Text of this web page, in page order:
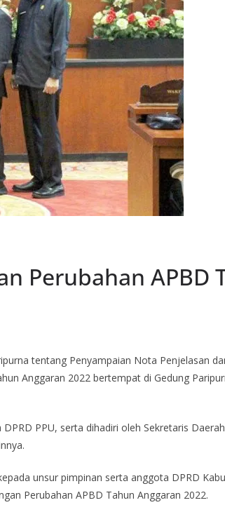
Perubahan APBD
tentang Penyampaian Nota Penjelasan
Anggaran 2022 bertempat di Gedung
PPU, serta dihadiri oleh Sekretaris
unsur pimpinan serta anggota DPRD
Perubahan APBD Tahun Anggaran 2022.